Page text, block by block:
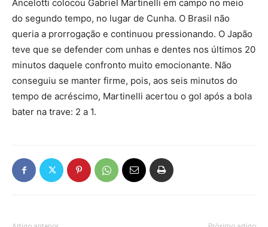
Ancelotti colocou Gabriel Martinelli em campo no meio
do segundo tempo, no lugar de Cunha. O Brasil não
queria a prorrogação e continuou pressionando. O Japão
teve que se defender com unhas e dentes nos últimos 20
minutos daquele confronto muito emocionante. Não
conseguiu se manter firme, pois, aos seis minutos do
tempo de acréscimo, Martinelli acertou o gol após a bola
bater na trave: 2 a 1.